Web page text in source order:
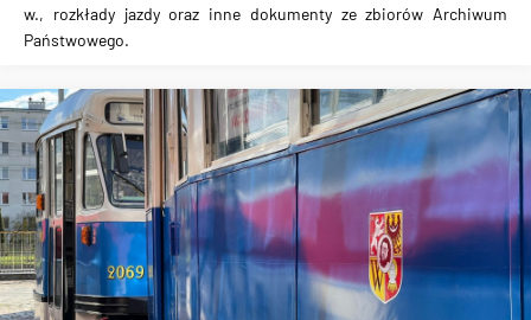
w., rozkłady jazdy oraz inne dokumenty ze zbiorów Archiwum
Państwowego.